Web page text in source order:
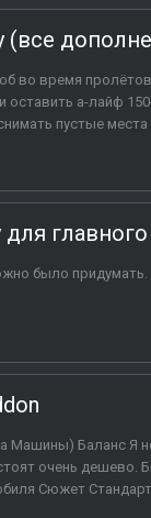
(все
во время
оставить а-лайф
пустые
было
Машины) Баланс Я
очень
Сюжет